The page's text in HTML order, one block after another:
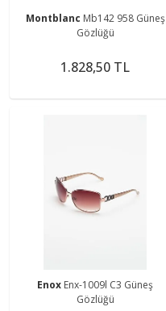
Montblanc Mb142 958 Güneş
Gözlüğü
1.828,50 TL
Enox Enx-1009l C3 Güneş
Gözlüğü